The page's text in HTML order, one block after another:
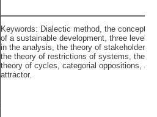
Keywords: Dialectic method, the concept
of a sustainable development, three levels
in the analysis, the theory of stakeholders,
the theory of restrictions of systems, the
theory of cycles, categorial oppositions, an
attractor.